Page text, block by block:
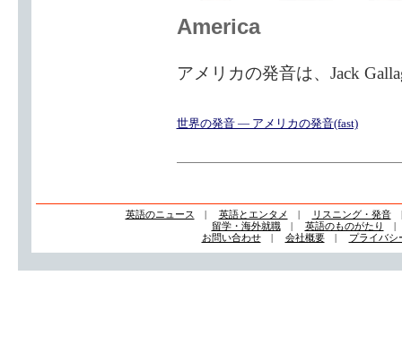
America
アメリカの発音は、Jack
世界の発音 — アメリカの発音(fast)
英語のニュース | 英語とエンタメ | リスニング・発音
留学・海外就職| 英語のものがたり
お問い合わせ| 会社概要| プライバシ